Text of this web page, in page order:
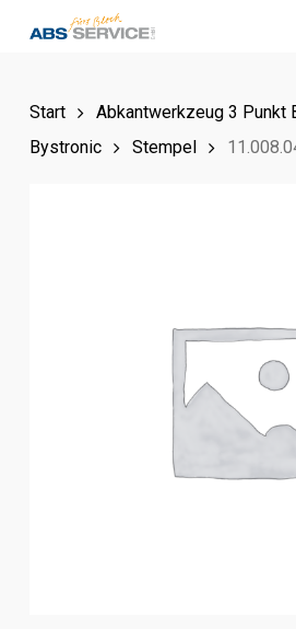
content
Start
Abkantwerkzeug 3 Punkt
Bystronic
Stempel